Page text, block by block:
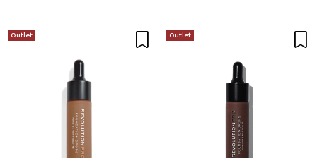
Passwort vergessen?
Ich habe hier kein Konto
Outlet Outlet